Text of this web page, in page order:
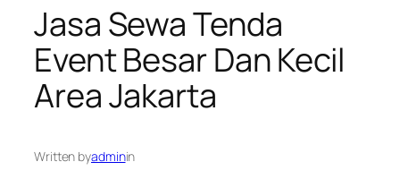
Jasa Sewa Tenda
Event Besar Dan Kecil
Area Jakarta
Written byadminin